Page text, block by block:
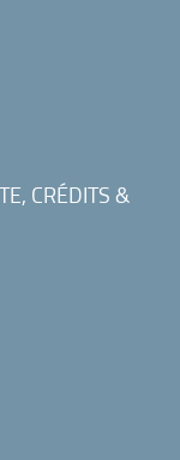
, CRÉDITS &